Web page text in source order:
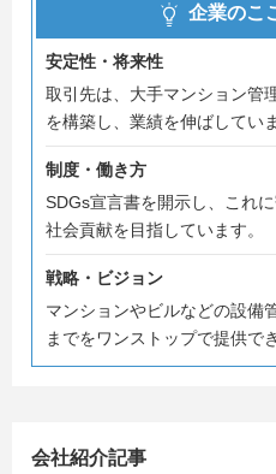
企業のこ
安定性・将来性
取引先は、大手マンション管
を構築し、業績を伸ばしていま
制度・働き方
SDGs宣言書を開示し、これ
社会貢献を目指しています。
戦略・ビジョン
マンションやビルなどの設備
までをワンストップで提供で
会社紹介記事